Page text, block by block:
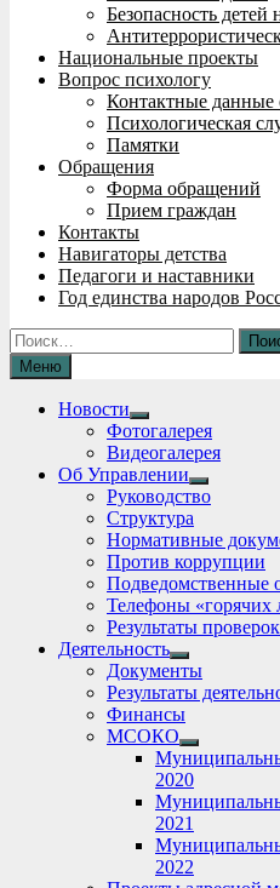
Безопасность детей
Национальные проекты
Вопрос психологу
Контактные данные
Психологическая
Памятки
Обращения
Форма обращений
Прием граждан
Контакты
Навигаторы детства
Педагоги и наставники
Год единства народов
Найти:
Меню
Новости
Show
sub
menu
Фотогалерея
Видеогалерея
Об Управлении
Show
sub
Руководство
Структура
Нормативные
Против коррупции
Подведомственные
Телефоны «горячих
Результаты
Деятельность
Show
sub
menu
Документы
Результаты
Финансы
МСОКО
Show
sub
menu
2020
2021
2022